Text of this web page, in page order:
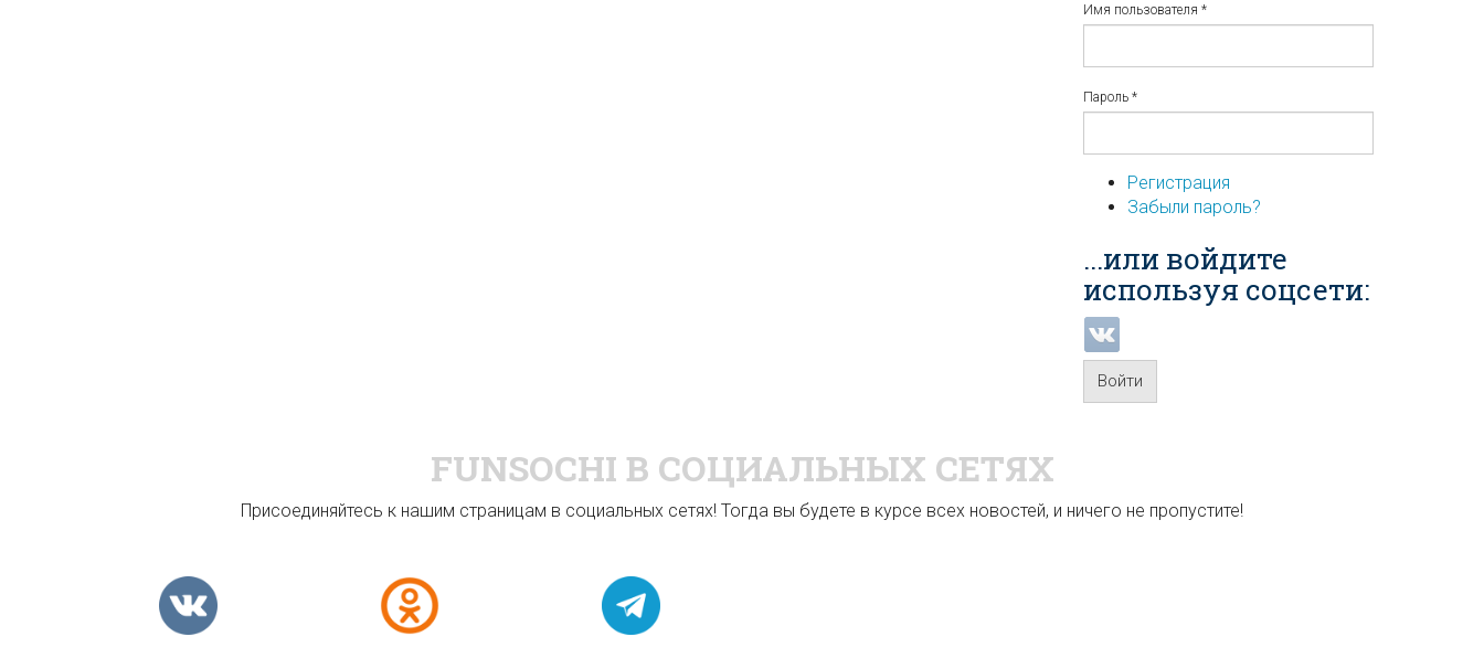
Имя пользователя *
Пароль *
Регистрация
Забыли пароль?
...или войдите
используя соцсети:
Войти
FUNSOCHI В СОЦИАЛЬНЫХ СЕТЯХ
Присоединяйтесь к нашим страницам в социальных сетях! Тогда вы будете в курсе всех новостей, и ничего не пропустите!